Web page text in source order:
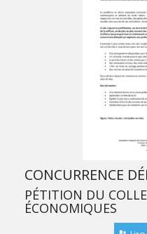
CONCURRENCE
PÉTITION DU
ÉCONOMIQUES